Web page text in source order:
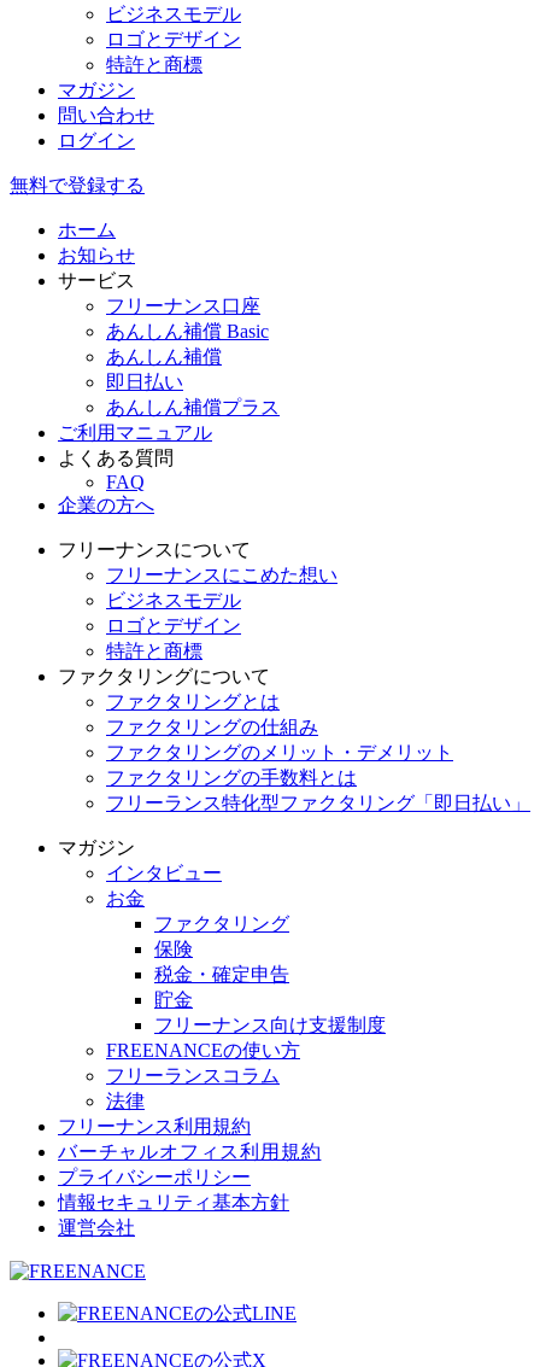
ビジネスモデル
ロゴとデザイン
特許と商標
マガジン
問い合わせ
ログイン
無料で登録する
ホーム
お知らせ
サービス
フリーナンス口座
あんしん補償 Basic
あんしん補償
即日払い
あんしん補償プラス
ご利用マニュアル
よくある質問
FAQ
企業の方へ
フリーナンスについて
フリーナンスにこめた想い
ビジネスモデル
ロゴとデザイン
特許と商標
ファクタリングについて
ファクタリングとは
ファクタリングの仕組み
ファクタリングのメリット・デメリット
ファクタリングの手数料とは
フリーランス特化型ファクタリング「即日払い」
マガジン
インタビュー
お金
ファクタリング
保険
税金・確定申告
貯金
フリーナンス向け支援制度
FREENANCEの使い方
フリーランスコラム
法律
フリーナンス利用規約
バーチャルオフィス利用規約
プライバシーポリシー
情報セキュリティ基本方針
運営会社